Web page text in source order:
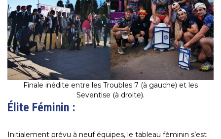
Finale inédite entre les Troubles 7 (à gauche) et les
Seventise (à droite).
Élite Féminin :
Initialement prévu à neuf équipes, le tableau féminin s’est